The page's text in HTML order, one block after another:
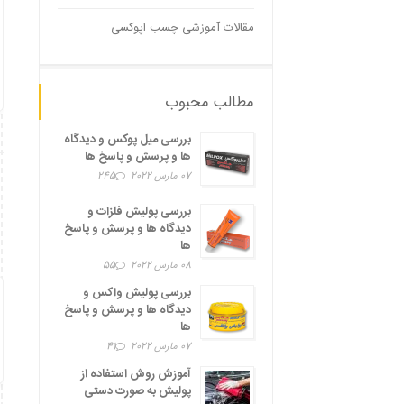
مقالات آموزشی چسب اپوکسی
مطالب محبوب
بررسی میل پوکس و دیدگاه
ها و پرسش و پاسخ ها
07 مارس 2022 245
بررسی پولیش فلزات و
دیدگاه ها و پرسش و پاسخ
ها
08 مارس 2022 55
بررسی پولیش واکس و
دیدگاه ها و پرسش و پاسخ
ها
07 مارس 2022 41
آموزش روش استفاده از
پولیش به صورت دستی